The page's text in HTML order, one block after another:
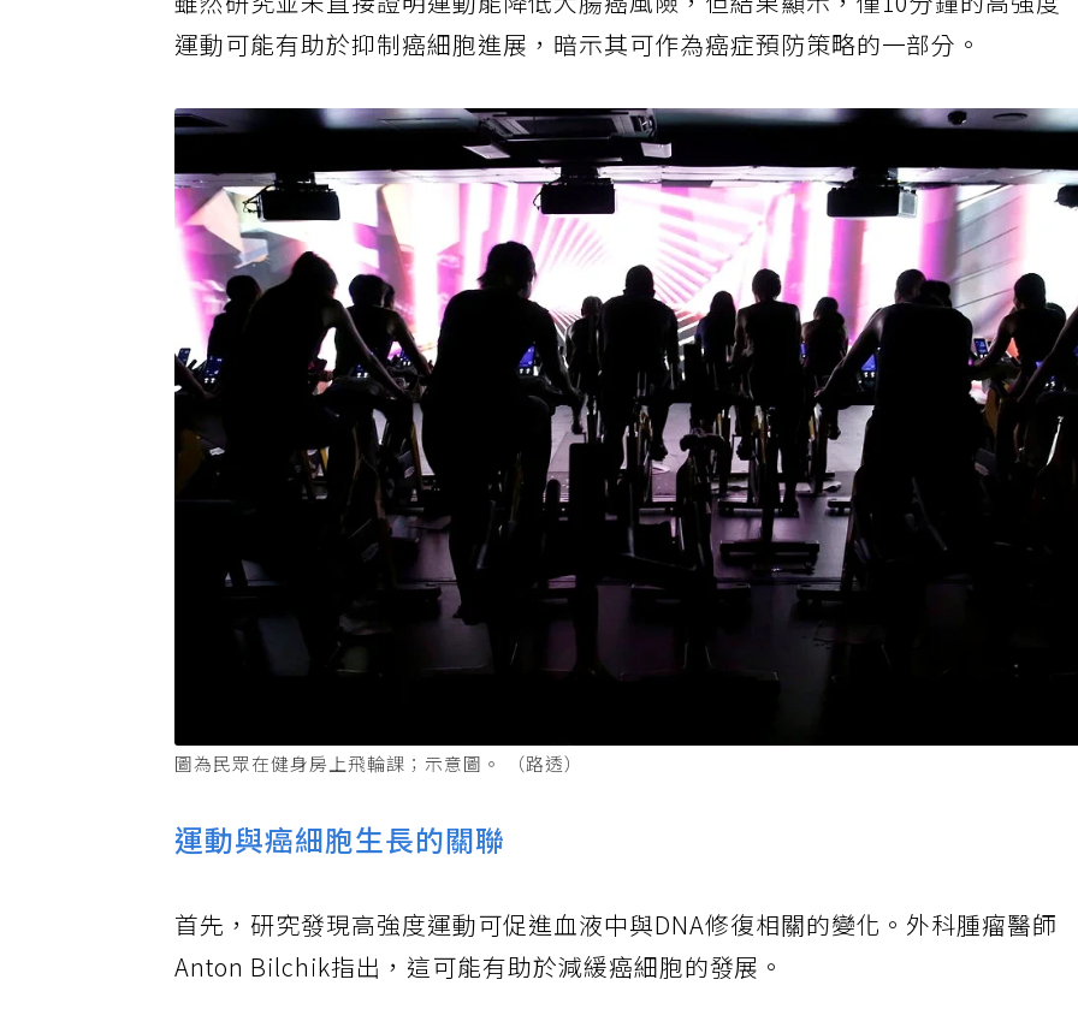
雖然研究並未直接證明運動能降低大腸癌風險，但結果顯示，僅10分鐘的高強度
運動可能有助於抑制癌細胞進展，暗示其可作為癌症預防策略的一部分。
運動與癌細胞生長的關聯
首先，研究發現高強度運動可促進血液中與DNA修復相關的變化。外科腫瘤醫師
Anton Bilchik指出，這可能有助於減緩癌細胞的發展。